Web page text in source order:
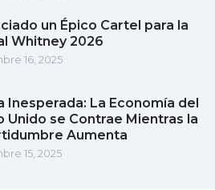
un Épico Cartel para la
Whitney 2026
16, 2025
Inesperada: La Economía del
Unido se Contrae Mientras la
Aumenta
15, 2025